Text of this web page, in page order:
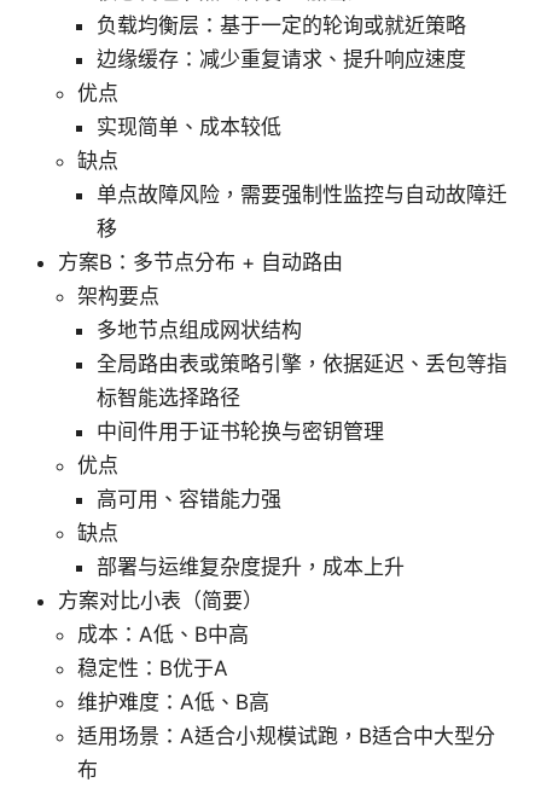
负载均衡层：基于一定的轮询或就近策略
边缘缓存：减少重复请求、提升响应速度
优点
实现简单、成本较低
缺点
单点故障风险，需要强制性监控与自动故障迁
移
方案B：多节点分布 + 自动路由
架构要点
多地节点组成网状结构
全局路由表或策略引擎，依据延迟、丢包等指
标智能选择路径
中间件用于证书轮换与密钥管理
优点
高可用、容错能力强
缺点
部署与运维复杂度提升，成本上升
方案对比小表（简要）
成本：A低、B中高
稳定性：B优于A
维护难度：A低、B高
适用场景：A适合小规模试跑，B适合中大型分
布